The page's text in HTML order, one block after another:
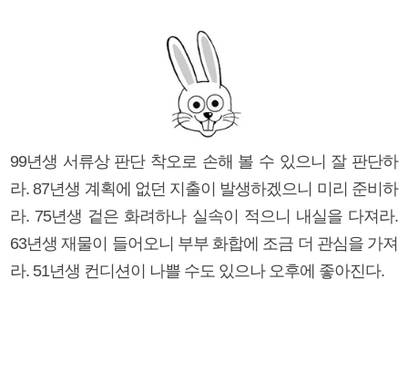
99년생 서류상 판단 착오로 손해 볼 수 있으니 잘 판단하
라. 87년생 계획에 없던 지출이 발생하겠으니 미리 준비하
라. 75년생 겉은 화려하나 실속이 적으니 내실을 다져라.
63년생 재물이 들어오니 부부 화합에 조금 더 관심을 가져
라. 51년생 컨디션이 나쁠 수도 있으나 오후에 좋아진다.